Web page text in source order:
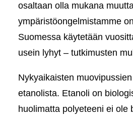
osaltaan olla mukana
ympäristöongelmistamme
Suomessa käytetään
usein lyhyt – tutkimusten
Nykyaikaisten
etanolista. Etanoli on
huolimatta polyeteeni ei ole